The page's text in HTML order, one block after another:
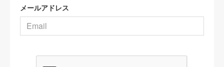
メールアドレス